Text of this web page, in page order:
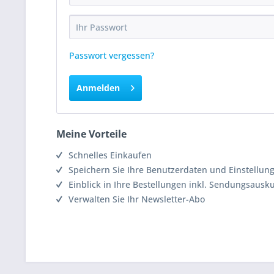
Passwort vergessen?
Anmelden
Meine Vorteile
Schnelles Einkaufen
Speichern Sie Ihre Benutzerdaten und
Einblick in Ihre Bestellungen inkl.
Verwalten Sie Ihr Newsletter-Abo